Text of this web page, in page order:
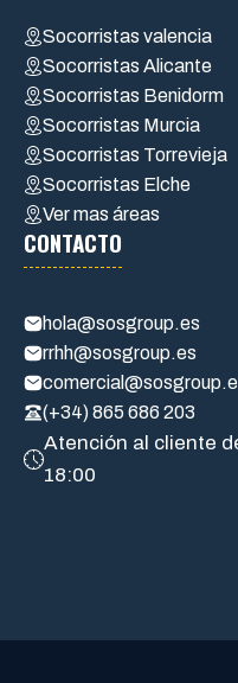
Socorristas valencia
Socorristas Alicante
Socorristas Benidorm
Socorristas Murcia
Socorristas Torrevieja
Socorristas Elche
Ver mas áreas
CONTACTO
hola@sosgroup.es
rrhh@sosgroup.es
(+34) 865 686 203
Atención al cliente
18:00